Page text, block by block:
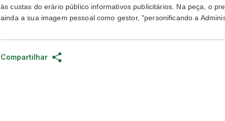
às custas do erário público informativos publicitários. Na peça, o
ainda a sua imagem pessoal como gestor, "personificando a
Compartilhar